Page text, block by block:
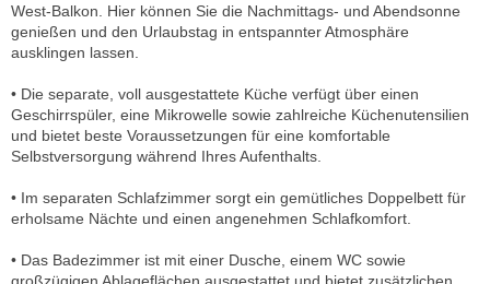
West-Balkon. Hier können Sie die Nachmittags- und Abendsonne
genießen und den Urlaubstag in entspannter Atmosphäre
ausklingen lassen.
• Die separate, voll ausgestattete Küche verfügt über einen
Geschirrspüler, eine Mikrowelle sowie zahlreiche Küchenutensilien
und bietet beste Voraussetzungen für eine komfortable
Selbstversorgung während Ihres Aufenthalts.
• Im separaten Schlafzimmer sorgt ein gemütliches Doppelbett für
erholsame Nächte und einen angenehmen Schlafkomfort.
• Das Badezimmer ist mit einer Dusche, einem WC sowie
großzügigen Ablageflächen ausgestattet und bietet zusätzlichen